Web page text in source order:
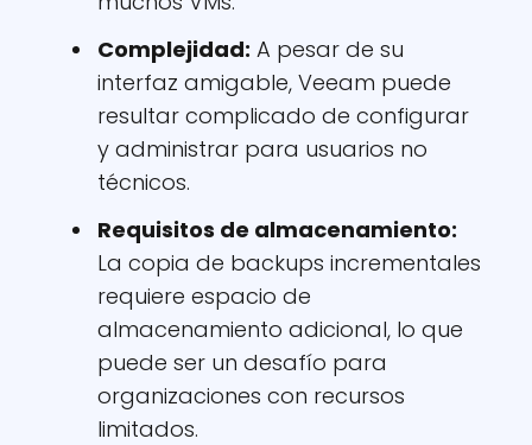
Complejidad: A pesar de su
interfaz amigable, Veeam puede
resultar complicado de configurar
y administrar para usuarios no
técnicos.
Requisitos de almacenamiento:
La copia de backups incrementales
requiere espacio de
almacenamiento adicional, lo que
puede ser un desafío para
organizaciones con recursos
limitados.